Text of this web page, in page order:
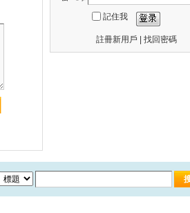
記住我
註冊新用戶 找回密碼